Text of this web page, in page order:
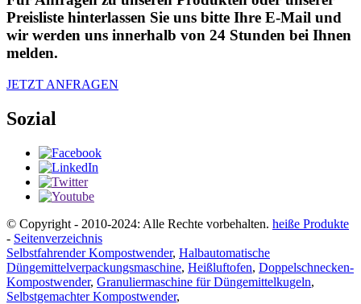
Preisliste hinterlassen Sie uns bitte Ihre E-Mail und
wir werden uns innerhalb von 24 Stunden bei Ihnen
melden.
JETZT ANFRAGEN
Sozial
© Copyright - 2010-2024: Alle Rechte vorbehalten. heiße Produkte
- Seitenverzeichnis
Selbstfahrender Kompostwender, Halbautomatische
Düngemittelverpackungsmaschine, Heißluftofen, Doppelschnecken-
Kompostwender, Granuliermaschine für Düngemittelkugeln,
Selbstgemachter Kompostwender,